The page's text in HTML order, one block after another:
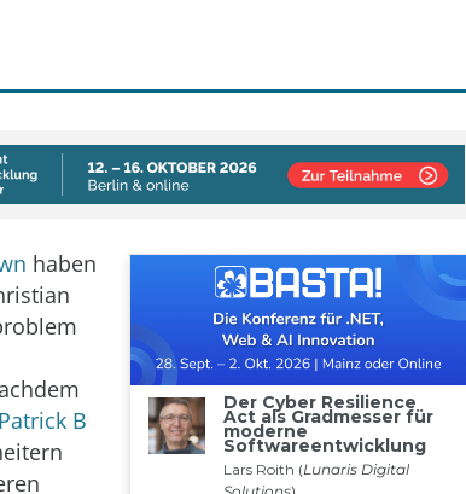
haben
Patrick B